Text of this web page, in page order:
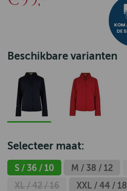
Beschikbare varianten
Selecteer maat:
S / 36 / 10 M / 38 / 12
XL / 42 / 16
XXL / 44 / 18